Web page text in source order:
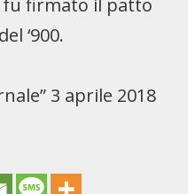
‘900.
3 aprile 2018